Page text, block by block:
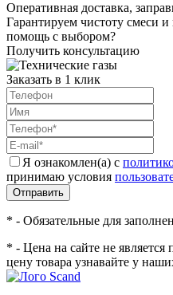
Оперативная доставка,
Гарантируем чистоту смеси
помощь с выбором?
Получить консультацию
Заказать в 1 клик
Я ознакомлен(а) с
принимаю условия
Отправить
* - Обязательные для
* - Цена на сайте не
цену товара узнавайте у